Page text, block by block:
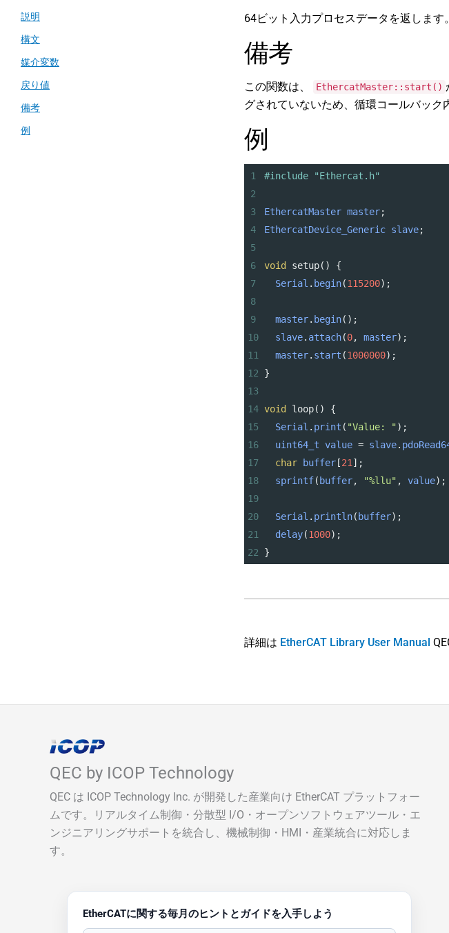
説明
構文
媒介変数
戻り値
備考
例
64ビット入力プロセスデータを返します。
備考
この関数は、 EthercatMaster::start()
グされていないため、循環コールバック
例
1
#include "Ethercat.h"
2
3
EthercatMaster master;
4
EthercatDevice_Generic slave;
5
6
void setup() {
7
Serial . begin(115200);
8
9
master. begin();
10
slave. attach(0, master);
11
master. start (1000000);
12
}
13
14 void loop() {
15
Serial . print ( "Value: " );
16
uint64_t value = slave.
17
char buffer [21 ];
18
sprintf( buffer, "%llu" , value);
19
20
Serial . println( buffer);
21
delay(1000);
22
}
詳細は EtherCAT Library User Manual
QEC by ICOP Technology
QEC は ICOP Technology Inc. が開発した産業向け EtherCAT プラットフォー
ムです。リアルタイム制御・分散型 I/O・オープンソフトウェアツール・エ
ンジニアリングサポートを統合し、機械制御・HMI・産業統合に対応しま
す。
EtherCATに関する毎月のヒントとガイドを入手しよう